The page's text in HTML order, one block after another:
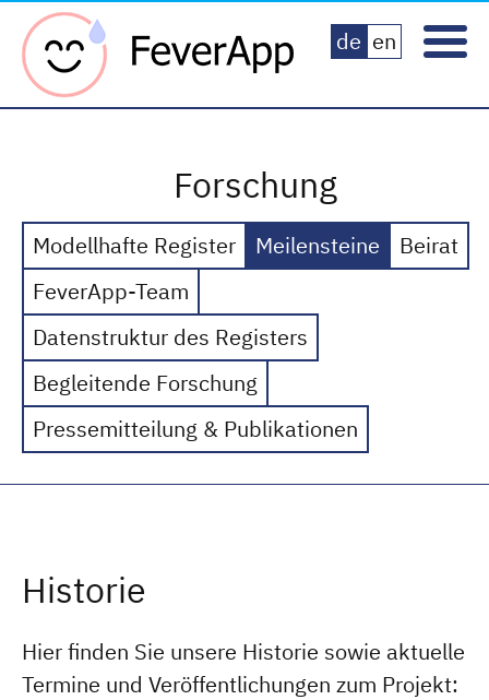
Fever App
de en
Forschung
Modellhafte Register Meilensteine
Beirat
FeverApp-Team
Datenstruktur des Registers
Begleitende Forschung
Pressemitteilung & Publikationen
Historie
Hier finden Sie unsere Historie sowie aktuelle
Termine und Veröffentlichungen zum Projekt: